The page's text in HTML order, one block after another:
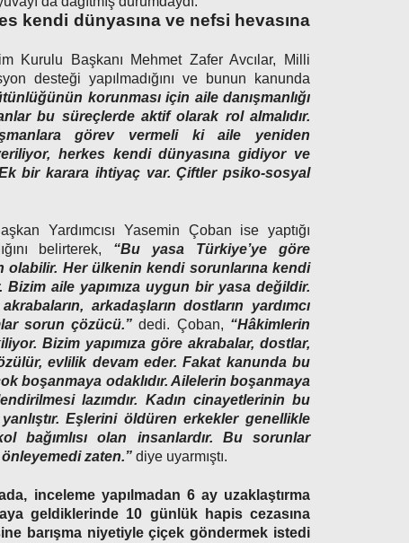
kendi dünyasına ve nefsi hevasına
Kurulu Başkanı Mehmet Zafer Avcılar, Milli
desteği yapılmadığını ve bunun kanunda
korunması için aile danışmanlığı
bu süreçlerde aktif olarak rol almalıdır.
görev vermeli ki aile yeniden
herkes kendi dünyasına gidiyor ve
bir karara ihtiyaç var. Çiftler psiko-sosyal
Yardımcısı Yasemin Çoban ise yaptığı
belirterek, “Bu yasa Türkiye’ye göre
olabilir. Her ülkenin kendi sorunlarına kendi
aile yapımıza uygun bir yasa değildir.
arkadaşların dostların yardımcı
sorun çözücü.”dedi. Çoban, “Hâkimlerin
Bizim yapımıza göre akrabalar, dostlar,
evlilik devam eder. Fakat kanunda bu
boşanmaya odaklıdır. Ailelerin boşanmaya
lazımdır. Kadın cinayetlerinin bu
Eşlerini öldüren erkekler genellikle
bağımlısı olan insanlardır. Bu sorunlar
zaten.” diye uyarmıştı.
inceleme yapılmadan 6 ay uzaklaştırma
geldiklerinde 10 günlük hapis cezasına
barışma niyetiyle çiçek göndermek istedi